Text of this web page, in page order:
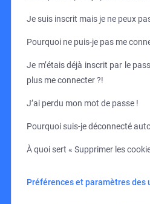
Je suis inscrit mais je ne peux
Pourquoi ne puis-je pas me
Je m’étais déjà inscrit par le
plus me connecter ?!
J’ai perdu mon mot de passe !
Pourquoi suis-je déconnecté
À quoi sert « Supprimer les
Préférences et paramètres des